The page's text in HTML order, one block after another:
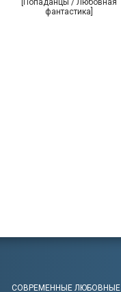
[Попаданцы / Любовная
фантастика]
СОВРЕМЕННЫЕ ЛЮБОВНЫЕ